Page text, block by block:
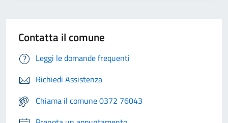
Contatta il comune
Leggi le domande frequenti
Richiedi Assistenza
Chiama il comune 0372 76043